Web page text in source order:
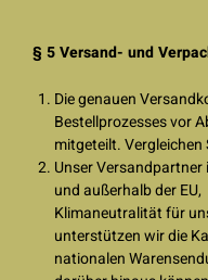
§ 5 Versand- und
Die genauen
Bestellprozesses vor
mitgeteilt. Vergleichen
Unser Versandpartner
und außerhalb der
Klimaneutralität für
unterstützen wir die
nationalen